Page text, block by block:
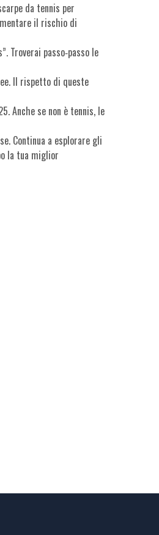
da tennis per
il rischio di
Troverai passo‑passo le
Il rispetto di queste
Anche se non è tennis, le
Continua a esplorare gli
la tua miglior